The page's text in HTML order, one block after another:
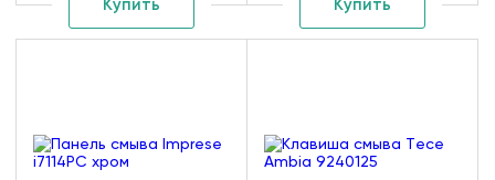
Купить Купить